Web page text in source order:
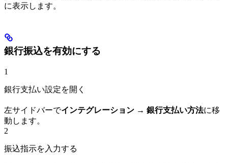
に表示します。
銀行振込を有効にする
1
銀行支払い設定を開く
左サイドバーでインテグレーション → 銀行支払い方法に移
動します。
2
振込指示を入力する